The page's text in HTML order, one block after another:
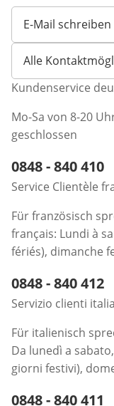
E-Mail schreiben
Öffnet E-Mail-
Alle
Kundenservice
Mo-Sa von 8-20
geschlossen
0848 - 840 410
Service Clientèle
Für französisch
français: Lundi à
fériés), dimanche
0848 - 840 412
Servizio clienti
Für italienisch
Da lunedì a
giorni festivi),
0848 - 840 411